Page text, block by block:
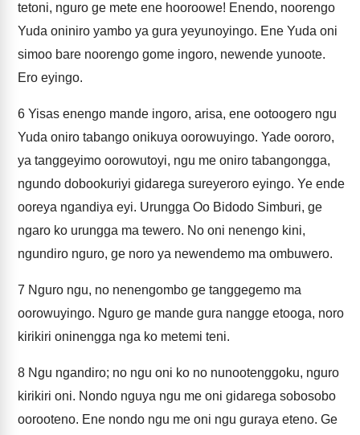
tetoni, nguro ge mete ene hooroowe! Enendo, noorengo
Yuda oniniro yambo ya gura yeyunoyingo. Ene Yuda oni
simoo bare noorengo gome ingoro, newende yunoote.
Ero eyingo.
6 Yisas enengo mande ingoro, arisa, ene ootoogero ngu
Yuda oniro tabango onikuya oorowuyingo. Yade oororo,
ya tanggeyimo oorowutoyi, ngu me oniro tabangongga,
ngundo dobookuriyi gidarega sureyeroro eyingo. Ye ende
ooreya ngandiya eyi. Urungga Oo Bidodo Simburi, ge
ngaro ko urungga ma tewero. No oni nenengo kini,
ngundiro nguro, ge noro ya newendemo ma ombuwero.
7 Nguro ngu, no nenengombo ge tanggegemo ma
oorowuyingo. Nguro ge mande gura nangge etooga, noro
kirikiri oninengga nga ko metemi teni.
8 Ngu ngandiro; no ngu oni ko no nunootenggoku, nguro
kirikiri oni. Nondo nguya ngu me oni gidarega sobosobo
oorooteno. Ene nondo ngu me oni ngu guraya eteno. Ge